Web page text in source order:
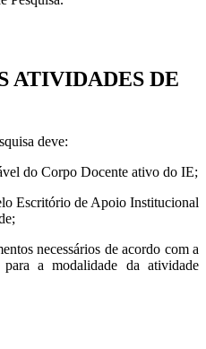
ATIVIDADES DE
deve:
do Corpo Docente ativo do IE;
Escritório de Apoio Institucional
necessários de acordo com a
a modalidade da atividade